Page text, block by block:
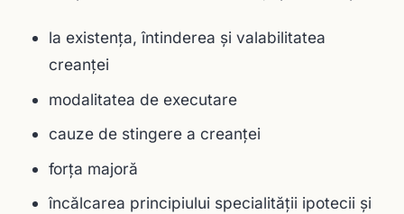
la existenţa, întinderea şi valabilitatea
creanţei
modalitatea de executare
cauze de stingere a creanţei
forţa majoră
încălcarea principiului specialităţii ipotecii şi